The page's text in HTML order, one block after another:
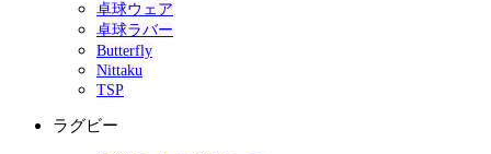
卓球ウェア
卓球ラバー
Butterfly
Nittaku
TSP
ラグビー